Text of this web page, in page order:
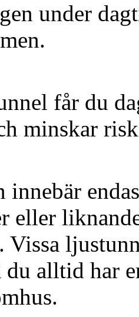
under
får du
minskar
innebär
eller
Vissa
du alltid har